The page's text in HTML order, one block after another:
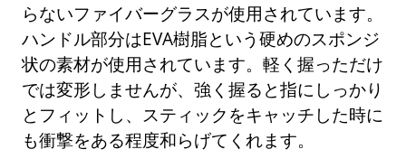
らないファイバーグラスが使用されています。
ハンドル部分はEVA樹脂という硬めのスポンジ
状の素材が使用されています。軽く握っただけ
では変形しませんが、強く握ると指にしっかり
とフィットし、スティックをキャッチした時に
も衝撃をある程度和らげてくれます。